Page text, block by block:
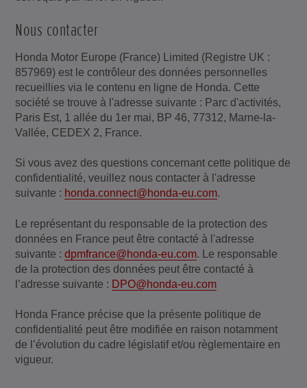
Nous contacter
Honda Motor Europe (France) Limited (Registre UK :
857969) est le contrôleur des données personnelles
recueillies via le contenu en ligne de Honda. Cette
société se trouve à l'adresse suivante : Parc d'activités,
Paris Est, 1 allée du 1er mai, BP 46, 77312, Marne-la-
Vallée, CEDEX 2, France.
Si vous avez des questions concernant cette politique de
confidentialité, veuillez nous contacter à l'adresse
suivante : honda.connect@honda-eu.com.
Le représentant du responsable de la protection des
données en France peut être contacté à l'adresse
suivante :dpmfrance@honda-eu.com. Le responsable
de la protection des données peut être contacté à
l’adresse suivante : DPO@honda-eu.com
Honda France précise que la présente politique de
confidentialité peut être modifiée en raison notamment
de l’évolution du cadre législatif et/ou règlementaire en
vigueur.